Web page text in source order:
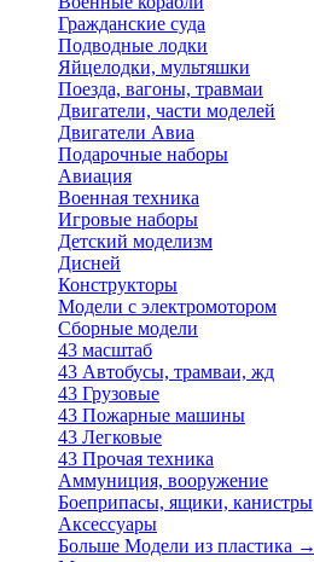
Гражданские суда
Подводные лодки
Яйцелодки, мультяшки
Поезда, вагоны, травмаи
Двигатели, части моделей
Двигатели Авиа
Подарочные наборы
Авиация
Военная техника
Игровые наборы
Детский моделизм
Дисней
Конструкторы
Модели с электромотором
Сборные модели
43 масштаб
43 Автобусы, трамваи, жд
43 Грузовые
43 Пожарные машины
43 Легковые
43 Прочая техника
Аммуниция, вооружение
Боеприпасы, ящики, канистры
Аксессуары
Больше Модели из пластика →